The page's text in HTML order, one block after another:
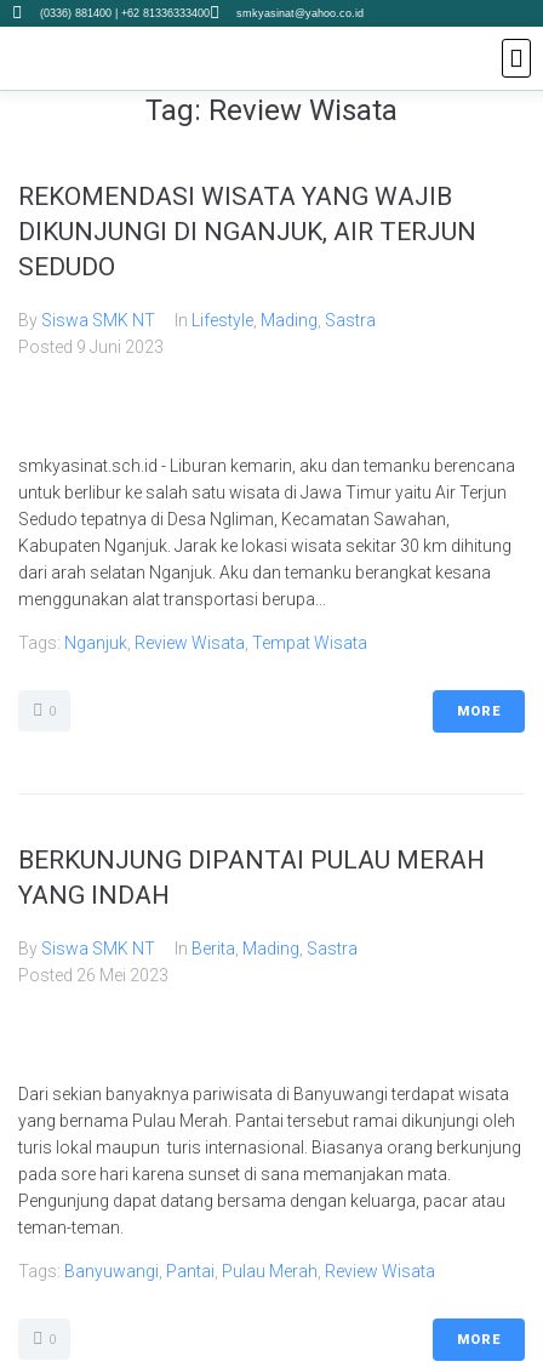
(0336) 881400 | +62 81336333400 smkyasinat@yahoo.co.id
Tag: Review Wisata
REKOMENDASI WISATA YANG WAJIB
DIKUNJUNGI DI NGANJUK, AIR TERJUN
SEDUDO
By Siswa SMK NT In Lifestyle Mading Sastra
Posted 9 Juni 2023
smkyasinat.sch.id - Liburan kemarin, aku dan temanku berencana
untuk berlibur ke salah satu wisata di Jawa Timur yaitu Air Terjun
Sedudo tepatnya di Desa Ngliman, Kecamatan Sawahan,
Kabupaten Nganjuk. Jarak ke lokasi wisata sekitar 30 km dihitung
dari arah selatan Nganjuk. Aku dan temanku berangkat kesana
menggunakan alat transportasi berupa...
Tags: Nganjuk Review Wisata Tempat Wisata
0 MORE
BERKUNJUNG DIPANTAI PULAU MERAH
YANG INDAH
By Siswa SMK NT In Berita Mading Sastra
Posted 26 Mei 2023
Dari sekian banyaknya pariwisata di Banyuwangi terdapat wisata
yang bernama Pulau Merah. Pantai tersebut ramai dikunjungi oleh
turis lokal maupun turis internasional. Biasanya orang berkunjung
pada sore hari karena sunset di sana memanjakan mata.
Pengunjung dapat datang bersama dengan keluarga, pacar atau
teman-teman.
Tags: Banyuwangi Pantai Pulau Merah Review Wisata
0 MORE